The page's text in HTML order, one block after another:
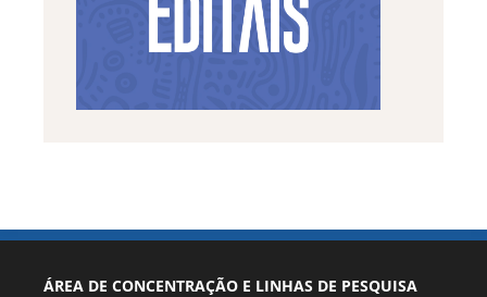
ÁREA DE CONCENTRAÇÃO E LINHAS DE PESQUISA